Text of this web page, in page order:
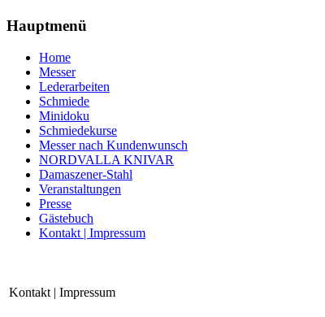
Hauptmenü
Home
Messer
Lederarbeiten
Schmiede
Minidoku
Schmiedekurse
Messer nach Kundenwunsch
NORDVALLA KNIVAR
Damaszener-Stahl
Veranstaltungen
Presse
Gästebuch
Kontakt | Impressum
Kontakt | Impressum